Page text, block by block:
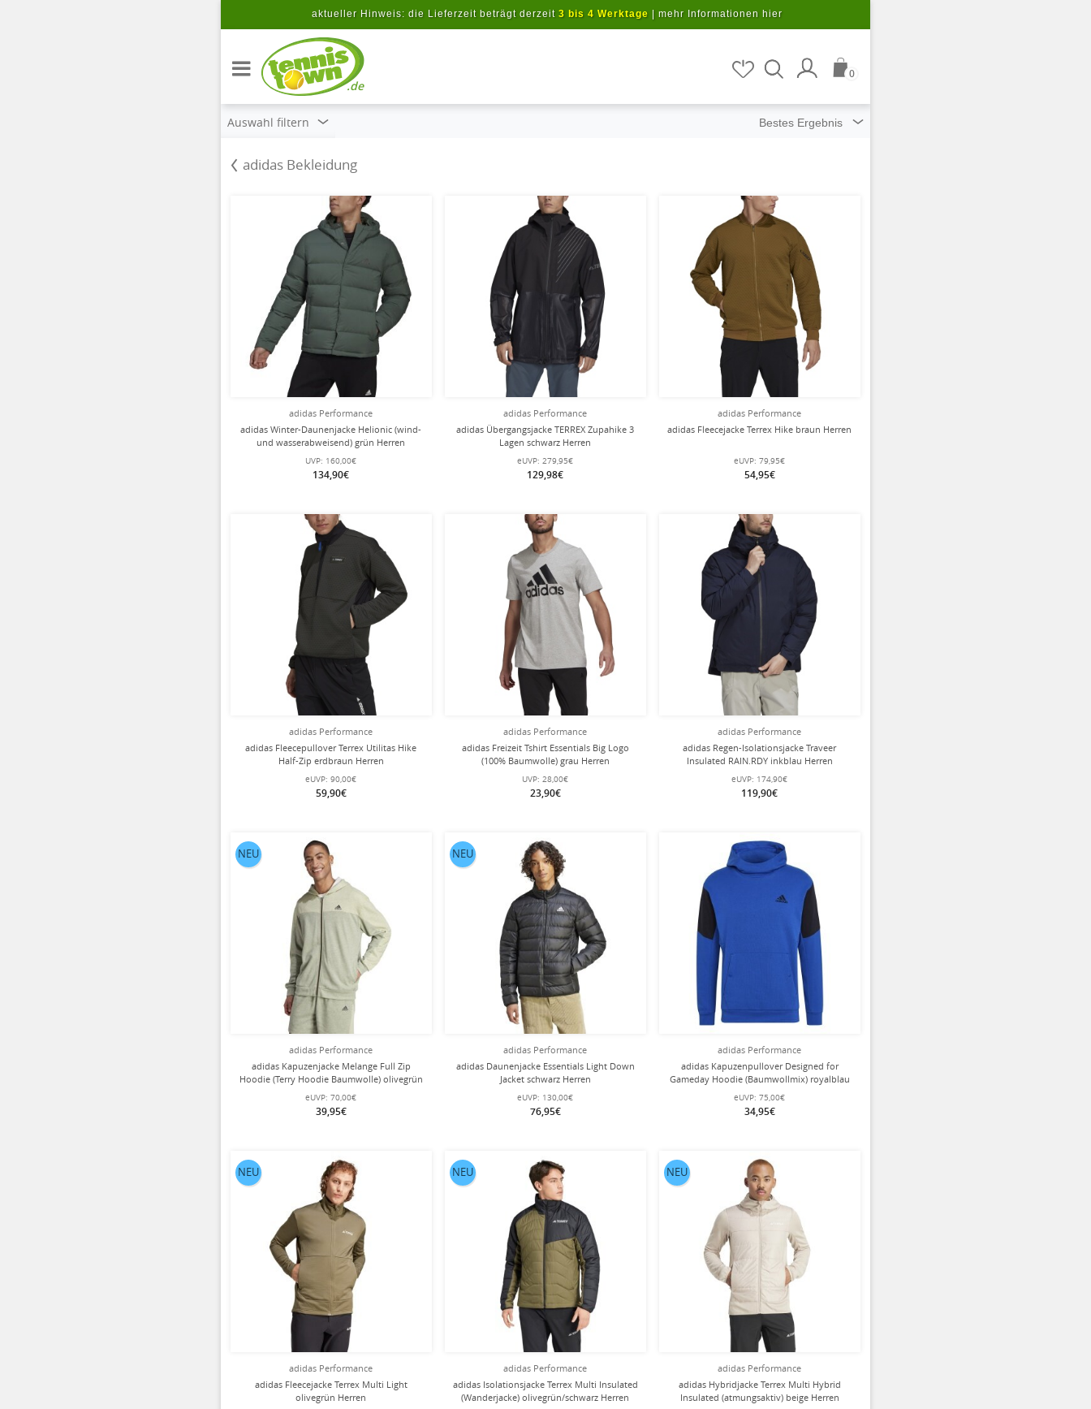
aktueller Hinweis: die Lieferzeit beträgt derzeit 3 bis 4 Werktage mehr Informationen hier
.de
0
Auswahl filtern
adidas Bekleidung
adidas Performance
adidas Winter-Daunenjacke Helionic (wind-
und wasserabweisend) grün Herren
UVP: 160,00€
134,90€
adidas Performance
adidas Übergangsjacke TERREX Zupahike 3
Lagen schwarz Herren
eUVP: 279,95€
129,98€
adidas Performance
adidas Fleecejacke Terrex Hike braun Herren
eUVP: 79,95€
54,95€
adidas Performance
adidas Fleecepullover Terrex Utilitas Hike
Half-Zip erdbraun Herren
eUVP: 90,00€
59,90€
adidas Performance
adidas Freizeit Tshirt Essentials Big Logo
(100% Baumwolle) grau Herren
UVP: 28,00€
23,90€
adidas Performance
adidas Regen-Isolationsjacke Traveer
Insulated RAIN.RDY inkblau Herren
eUVP: 174,90€
119,90€
adidas Performance
adidas Kapuzenjacke Melange Full Zip
Hoodie (Terry Hoodie Baumwolle) olivegrün
eUVP: 70,00€
39,95€
NEU
adidas Performance
adidas Daunenjacke Essentials Light Down
Jacket schwarz Herren
eUVP: 130,00€
76,95€
NEU
adidas Performance
adidas Kapuzenpullover Designed for
Gameday Hoodie (Baumwollmix) royalblau
eUVP: 75,00€
34,95€
adidas Performance
adidas Fleecejacke Terrex Multi Light
olivegrün Herren
NEU
adidas Performance
adidas Isolationsjacke Terrex Multi Insulated
(Wanderjacke) olivegrün/schwarz Herren
NEU
adidas Performance
adidas Hybridjacke Terrex Multi Hybrid
Insulated (atmungsaktiv) beige Herren
NEU